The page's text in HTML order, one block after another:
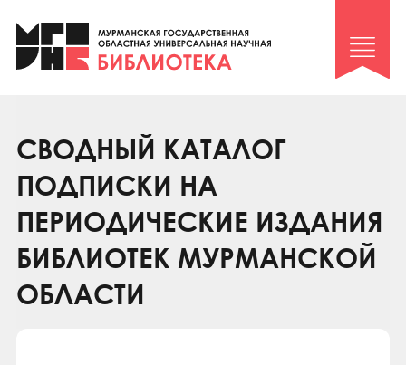
Клуб «Гиря и сельдерей»
Клуб «Семейный архив»
Коллегам
Контакты
СВОДНЫЙ КАТАЛОГ
ПОДПИСКИ НА
ПЕРИОДИЧЕСКИЕ ИЗДАНИЯ
БИБЛИОТЕК МУРМАНСКОЙ
ОБЛАСТИ